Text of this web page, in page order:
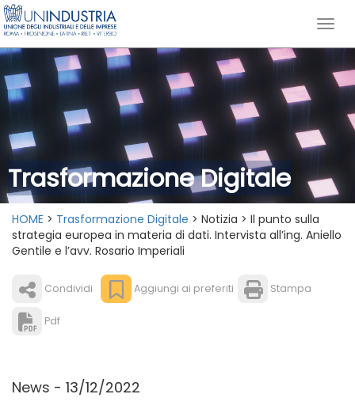
Trasformazione Digitale
HOME > Trasformazione Digitale > Notizia > Il punto sulla
strategia europea in materia di dati. Intervista all’ing. Aniello
Gentile e l’avv. Rosario Imperiali
Condividi Aggiungi ai preferiti Stampa
Pdf
News - 13/12/2022